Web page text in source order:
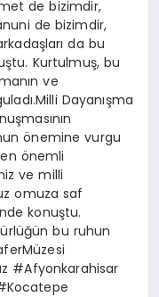
de bizimdir,
de bizimdir,
da bu
Kurtulmuş, bu
ve
Dayanışma
önemine vurgu
önemli
ve milli
omuza saf
konuştu.
bu ruhun
#Afyonkarahisar